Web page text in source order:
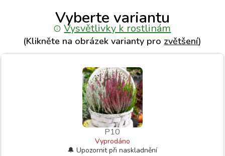
Vyberte variantu
Vysvětlivky k rostlinám
(Klikněte na obrázek varianty pro zvětšení)
P10
Vyprodáno